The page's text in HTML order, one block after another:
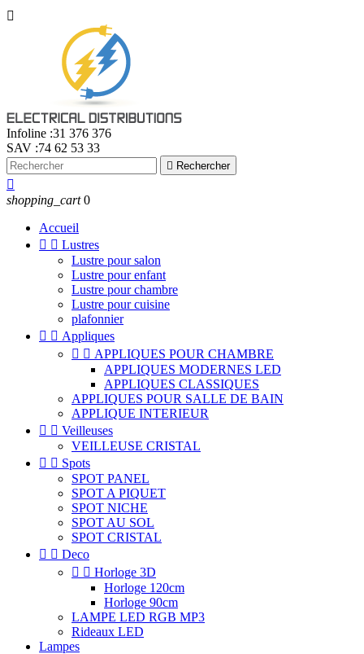

Infoline :31 376 376
SAV :74 62 53 33
 Rechercher

shopping_cart 0
Accueil
  Lustres
Lustre pour salon
Lustre pour enfant
Lustre pour chambre
Lustre pour cuisine
plafonnier
  Appliques
  APPLIQUES POUR CHAMBRE
APPLIQUES MODERNES LED
APPLIQUES CLASSIQUES
APPLIQUES POUR SALLE DE BAIN
APPLIQUE INTERIEUR
  Veilleuses
VEILLEUSE CRISTAL
  Spots
SPOT PANEL
SPOT A PIQUET
SPOT NICHE
SPOT AU SOL
SPOT CRISTAL
  Deco
  Horloge 3D
Horloge 120cm
Horloge 90cm
LAMPE LED RGB MP3
Rideaux LED
Lampes